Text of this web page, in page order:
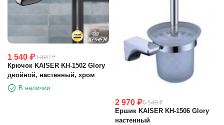
1 540 ₽3 390 ₽
Крючок KAISER KH-1502 Glory
двойной, настенный, хром
В наличии
2 970 ₽6 540 ₽
Ершик KAISER KH-1506 Glory
настенный